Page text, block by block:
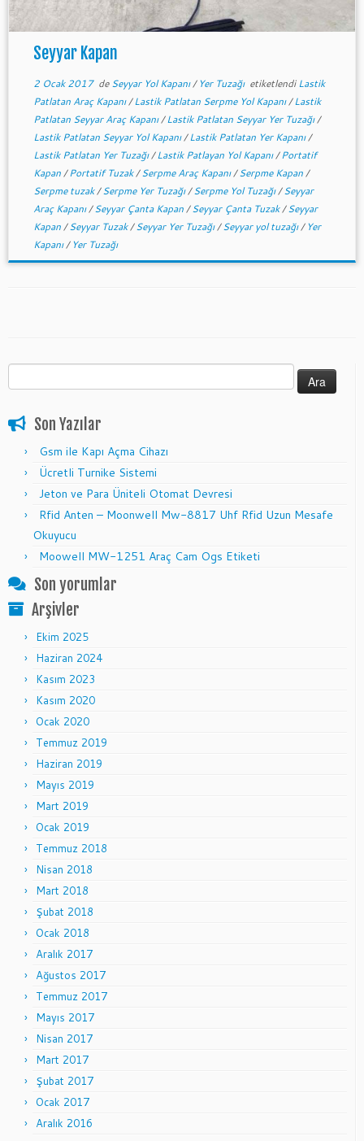
Seyyar Kapan
2 Ocak 2017deSeyyar Yol Kapanı/ Yer Tuzağı etiketlendiLastik
Patlatan Araç Kapanı/Lastik Patlatan Serpme Yol Kapanı/Lastik
Patlatan Seyyar Araç Kapanı/Lastik Patlatan Seyyar Yer Tuzağı/
Lastik Patlatan Seyyar Yol Kapanı/Lastik Patlatan Yer Kapanı/
Lastik Patlatan Yer Tuzağı/Lastik Patlayan Yol Kapanı/Portatif
Kapan/Portatif Tuzak/Serpme Araç Kapanı/Serpme Kapan/
Serpme tuzak/Serpme Yer Tuzağı/Serpme Yol Tuzağı/Seyyar
Araç Kapanı/Seyyar Çanta Kapan/Seyyar Çanta Tuzak/Seyyar
Kapan/Seyyar Tuzak/Seyyar Yer Tuzağı/Seyyar yol tuzağı/ Yer
Kapanı/ Yer Tuzağı
Son Yazılar
Gsm ile Kapı Açma Cihazı
Ücretli Turnike Sistemi
Jeton ve Para Üniteli Otomat Devresi
Rfid Anten – Moonwell Mw-8817 Uhf Rfid Uzun Mesafe
Okuyucu
Moowell MW-1251 Araç Cam Ogs Etiketi
Son yorumlar
Arşivler
Ekim 2025
Haziran 2024
Kasım 2023
Kasım 2020
Ocak 2020
Temmuz 2019
Haziran 2019
Mayıs 2019
Mart 2019
Ocak 2019
Temmuz 2018
Nisan 2018
Mart 2018
Şubat 2018
Ocak 2018
Aralık 2017
Ağustos 2017
Temmuz 2017
Mayıs 2017
Nisan 2017
Mart 2017
Şubat 2017
Ocak 2017
Aralık 2016